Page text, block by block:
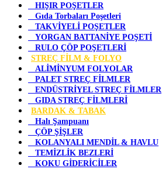
HIŞIR POŞETLER
Gıda Torbaları Poşetleri
TAKVİYELİ POŞETLER
YORGAN BATTANİYE POŞETİ
RULO ÇÖP POŞETLERİ
STREÇ FİLM & FOLYO
ALİMİNYUM FOLYOLAR
PALET STREÇ FİLMLER
ENDÜSTRİYEL STREÇ FİLMLER
GIDA STREÇ FİLMLERİ
BARDAK & TABAK
Halı Şampuanı
ÇÖP ŞİŞLER
KOLANYALI MENDİL & HAVLU
TEMİZLİK BEZLERİ
KOKU GİDERİCİLER